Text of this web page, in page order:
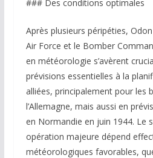
### Des conditions optimales
Après plusieurs péripéties,
Air Force et le Bomber
en météorologie s’avèrent
prévisions essentielles à la
alliées, principalement pour les
l’Allemagne, mais aussi en
en Normandie en juin 1944. Le
opération majeure dépend
météorologiques favorables,